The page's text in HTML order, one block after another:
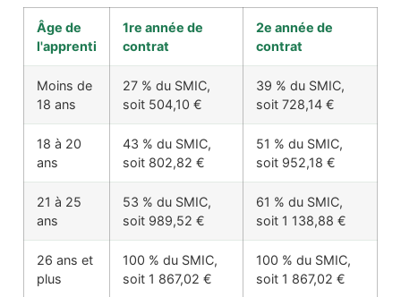
Âge de
l'apprenti
1re année de
contrat
2e année de
contrat
Moins de
18 ans
27 % du SMIC,
soit 504,10 €
39 % du SMIC,
soit 728,14 €
18 à 20
ans
43 % du SMIC,
soit 802,82 €
51 % du SMIC,
soit 952,18 €
21 à 25
ans
53 % du SMIC,
soit 989,52 €
61 % du SMIC,
soit 1 138,88 €
26 ans et
plus
100 % du SMIC,
soit 1 867,02 €
100 % du SMIC,
soit 1 867,02 €